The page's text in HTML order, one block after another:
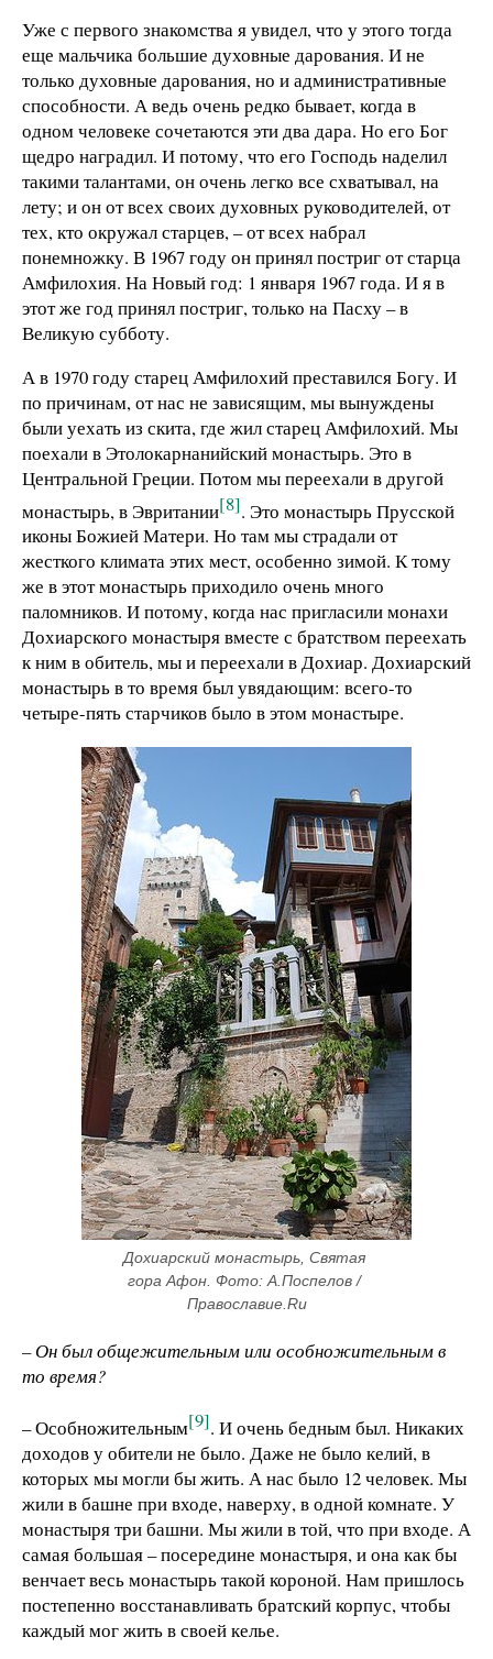
Уже с первого знакомства я увидел, что у этого тогда
еще мальчика большие духовные дарования. И не
только духовные дарования, но и административные
способности. А ведь очень редко бывает, когда в
одном человеке сочетаются эти два дара. Но его Бог
щедро наградил. И потому, что его Господь наделил
такими талантами, он очень легко все схватывал, на
лету; и он от всех своих духовных руководителей, от
тех, кто окружал старцев, – от всех набрал
понемножку. В 1967 году он принял постриг от старца
Амфилохия. На Новый год: 1 января 1967 года. И я в
этот же год принял постриг, только на Пасху – в
Великую субботу.
А в 1970 году старец Амфилохий преставился Богу. И
по причинам, от нас не зависящим, мы вынуждены
были уехать из скита, где жил старец Амфилохий. Мы
поехали в Этолокарнанийский монастырь. Это в
Центральной Греции. Потом мы переехали в другой
монастырь, в Эвритании[8]. Это монастырь Прусской
иконы Божией Матери. Но там мы страдали от
жесткого климата этих мест, особенно зимой. К тому
же в этот монастырь приходило очень много
паломников. И потому, когда нас пригласили монахи
Дохиарского монастыря вместе с братством переехать
к ним в обитель, мы и переехали в Дохиар. Дохиарский
монастырь в то время был увядающим: всего-то
четыре-пять старчиков было в этом монастыре.
Дохиарский монастырь, Святая
гора Афон. Фото: А.Поспелов /
Православие.Ru
– Он был общежительным или особножительным в
то время?
– Особножительным[9]. И очень бедным был. Никаких
доходов у обители не было. Даже не было келий, в
которых мы могли бы жить. А нас было 12 человек. Мы
жили в башне при входе, наверху, в одной комнате. У
монастыря три башни. Мы жили в той, что при входе. А
самая большая – посередине монастыря, и она как бы
венчает весь монастырь такой короной. Нам пришлось
постепенно восстанавливать братский корпус, чтобы
каждый мог жить в своей келье.